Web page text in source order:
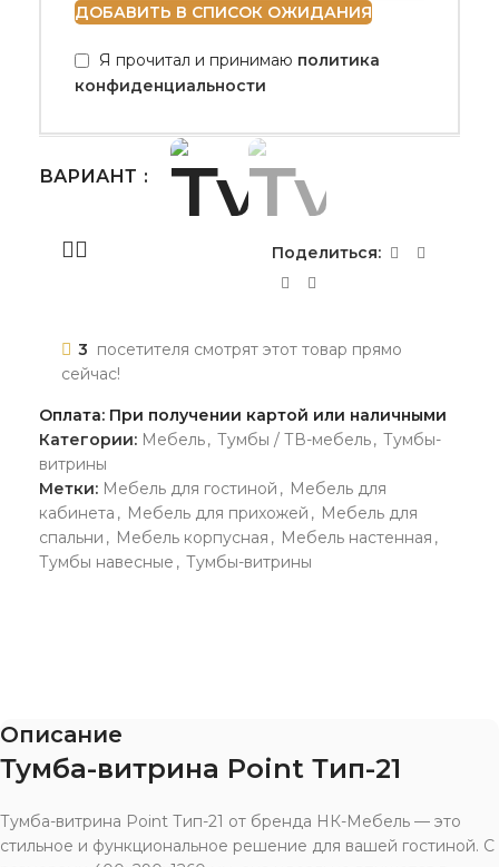
ДОБАВИТЬ В СПИСОК ОЖИДАНИЯ
Я прочитал и принимаю политика
конфиденциальности
ВАРИАНТ
Поделиться:
3 посетителя смотрят этот товар прямо
сейчас!
Оплата: При получении картой или наличными
Категории: Мебель, Тумбы / ТВ-мебель, Тумбы-
витрины
Метки: Мебель для гостиной , Мебель для
кабинета , Мебель для прихожей , Мебель для
спальни , Мебель корпусная , Мебель настенная ,
Тумбы навесные , Тумбы-витрины
Описание
Тумба-витрина Point Тип-21
Тумба-витрина Point Тип-21 от бренда НК-Мебель — это
стильное и функциональное решение для вашей гостиной. С